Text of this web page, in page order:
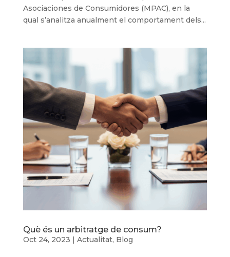
Asociaciones de Consumidores (MPAC), en la
qual s’analitza anualment el comportament dels...
Què és un arbitratge de consum?
Oct 24, 2023 Actualitat, Blog